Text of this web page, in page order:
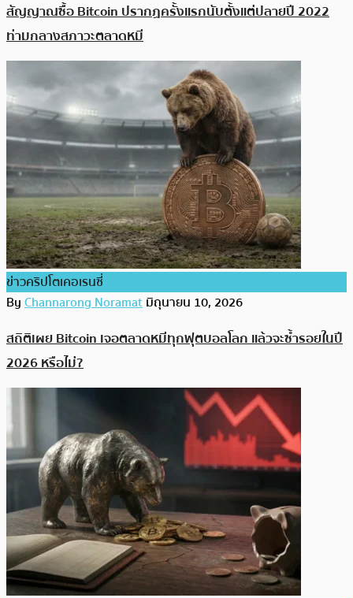
สัญญาณซื้อ Bitcoin ปรากฏครั้งแรกนับตั้งแต่ปลายปี 2022
ท่ามกลางสภาวะตลาดหมี
ข่าวคริปโตเคอเรนซี่
ByChannarong Noramatมิถุนายน 10, 2026
สถิติเผย Bitcoin เจอตลาดหมีทุกฟุตบอลโลก แล้วจะซ้ำรอยในปี
2026 หรือไม่?